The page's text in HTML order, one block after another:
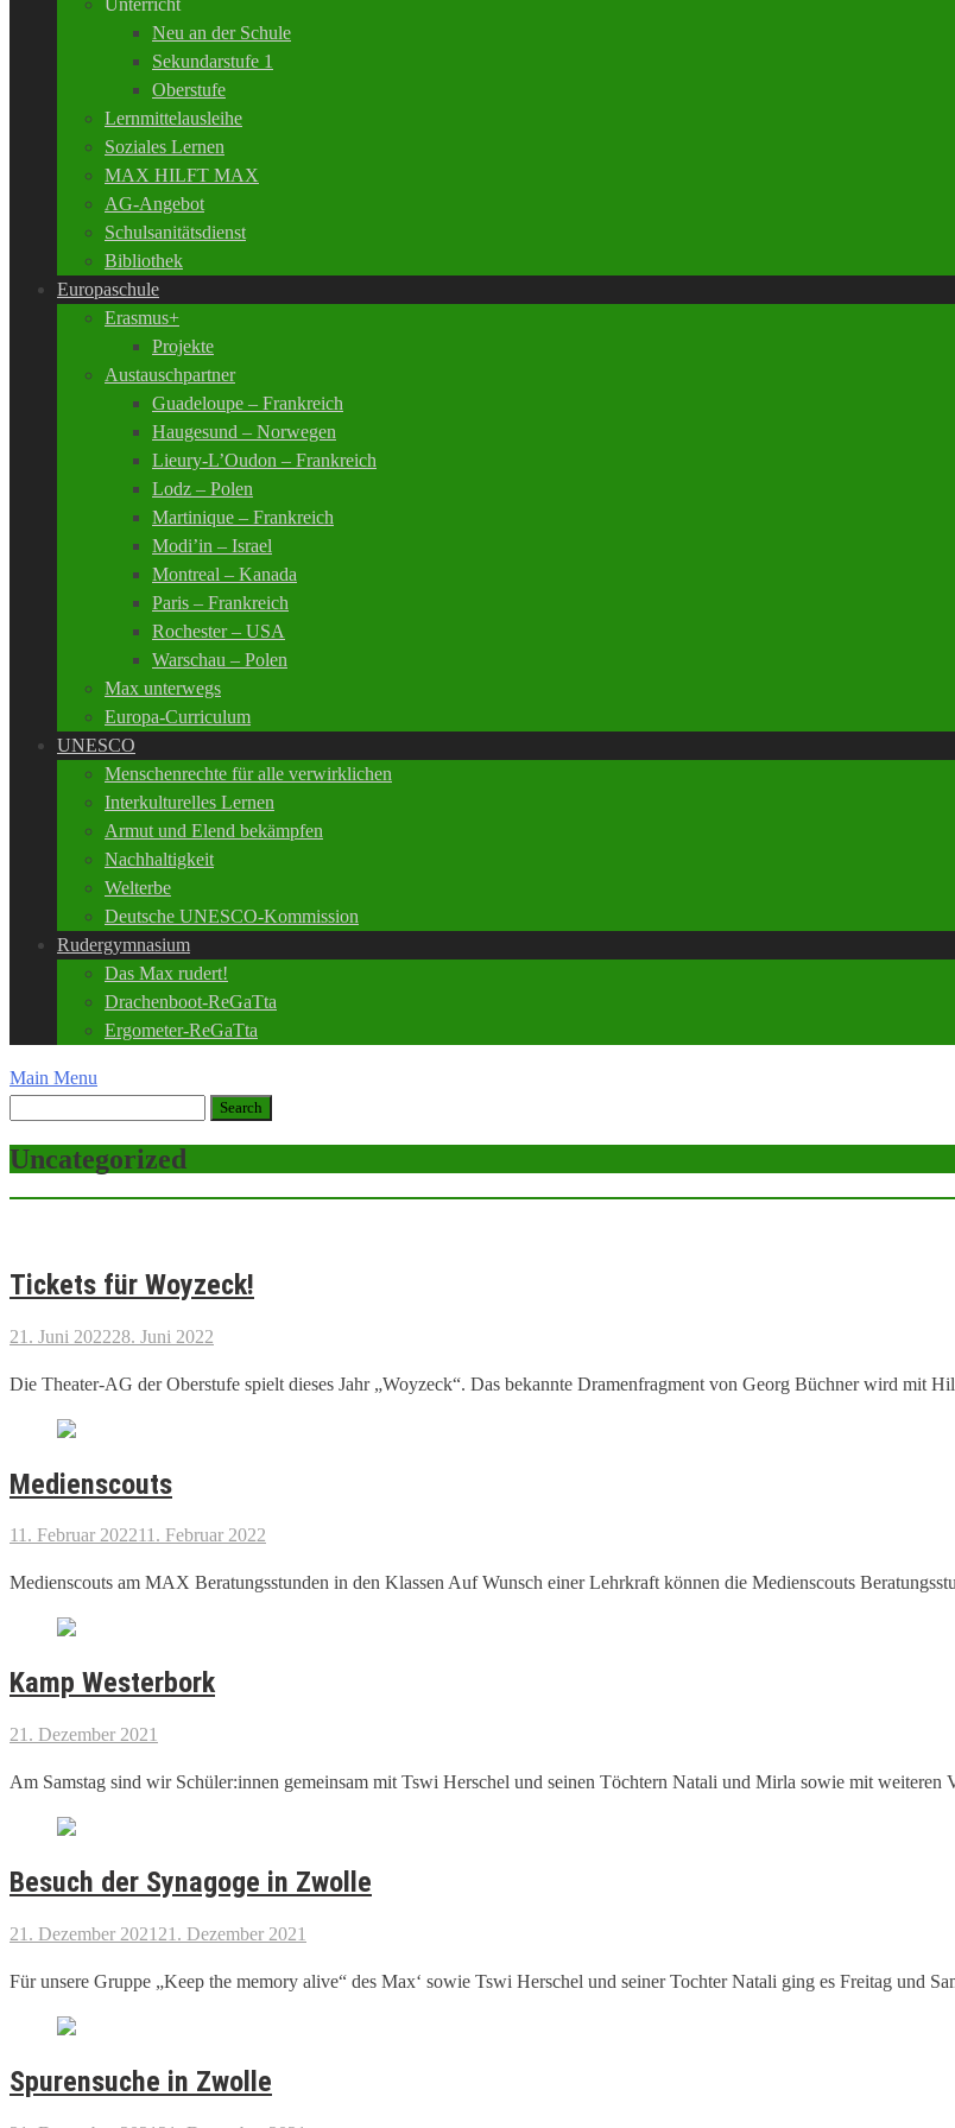
Unterricht
Neu an der Schule
Sekundarstufe 1
Oberstufe
Lernmittelausleihe
Soziales Lernen
MAX HILFT MAX
AG-Angebot
Schulsanitätsdienst
Bibliothek
Europaschule
Erasmus+
Projekte
Austauschpartner
Guadeloupe – Frankreich
Haugesund – Norwegen
Lieury-L’Oudon – Frankreich
Lodz – Polen
Martinique – Frankreich
Modi’in – Israel
Montreal – Kanada
Paris – Frankreich
Rochester – USA
Warschau – Polen
Max unterwegs
Europa-Curriculum
UNESCO
Menschenrechte für alle verwirklichen
Interkulturelles Lernen
Armut und Elend bekämpfen
Nachhaltigkeit
Welterbe
Deutsche UNESCO-Kommission
Rudergymnasium
Das Max rudert!
Drachenboot-ReGaTta
Ergometer-ReGaTta
Main Menu
Uncategorized
Tickets für Woyzeck!
21. Juni 202228. Juni 2022
Die Theater-AG der Oberstufe spielt dieses Jahr „Woyzeck“. Das bekannte Dramenfragment von Georg Büchner wird mit
Medienscouts
11. Februar 202211. Februar 2022
Medienscouts am MAX Beratungsstunden in den Klassen Auf Wunsch einer Lehrkraft können die Medienscouts
Kamp Westerbork
21. Dezember 2021
Am Samstag sind wir Schüler:innen gemeinsam mit Tswi Herschel und seinen Töchtern Natali und Mirla sowie mit weiteren
Besuch der Synagoge in Zwolle
21. Dezember 2021 21. Dezember 2021
Für unsere Gruppe „Keep the memory alive“ des Max‘ sowie Tswi Herschel und seiner Tochter Natali ging es Freitag und
Spurensuche in Zwolle